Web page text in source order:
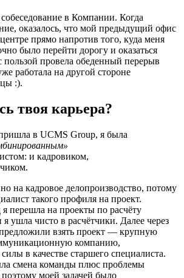
в Компании. Когда
оказалось, что мой предыдущий офис
прямо напротив того, куда меня
было перейти дорогу и оказаться
пользой провела обеденный перерыв
работала на другой стороне
:).
твоя карьера?
в UCMS Group, я была
и кадровиком,
на кадровое делопроизводство, потому
такого профиля на проект.
перешла на проекты по расчёту
ушла чисто в расчётчики. Далее через
взять проект — крупную
компанию,
в качестве старшего специалиста.
смена команды плюс проблемы
моей задачей было